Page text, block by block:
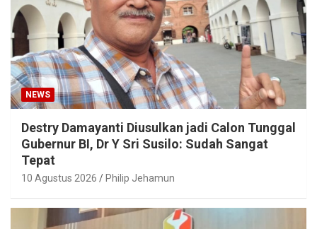
NEWS
Destry Damayanti Diusulkan jadi Calon Tunggal
Gubernur BI, Dr Y Sri Susilo: Sudah Sangat
Tepat
10 Agustus 2026 Philip Jehamun